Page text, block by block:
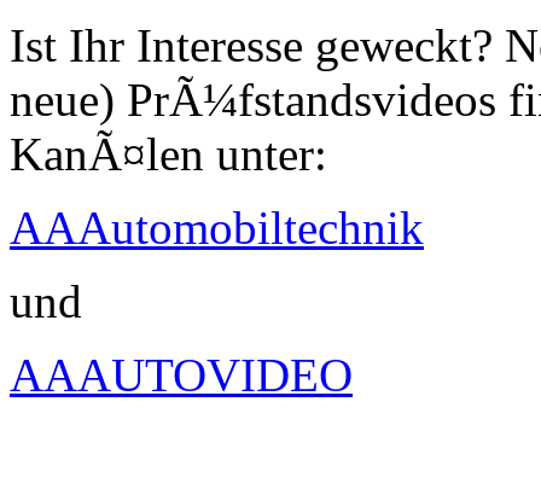
Ist Ihr Interesse geweckt?
neue) PrÃ¼fstandsvideos
KanÃ¤len unter:
AAAutomobiltechnik
und
AAAUTOVIDEO